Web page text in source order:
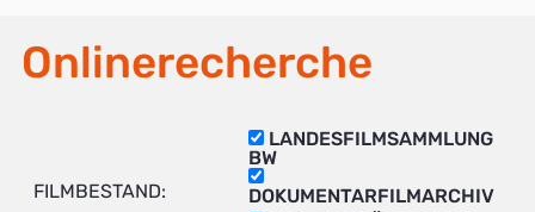
Onlinerecherche
FILMBESTAND:
LANDESFILMSAMMLUNG
BW
DOKUMENTARFILMARCHIV